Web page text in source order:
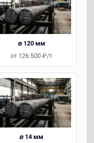
⌀ 120 мм
от 126 500 ₽/т
⌀ 14 мм